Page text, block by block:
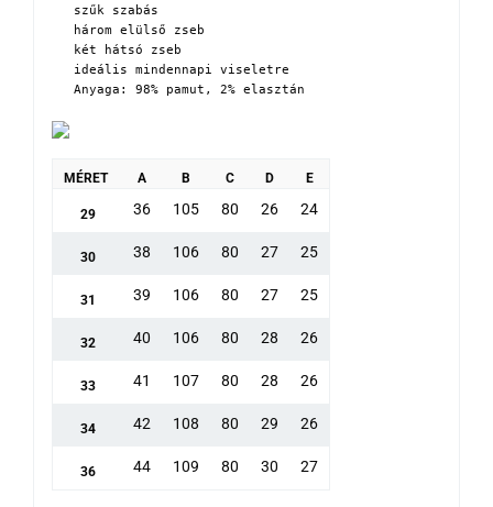
szűk szabás
három elülső zseb
két hátsó zseb
ideális mindennapi viseletre
Anyaga: 98% pamut, 2% elasztán
MÉRET A B C D E
29 36 105 80 26 24
30 38 106 80 27 25
31 39 106 80 27 25
32 40 106 80 28 26
33 41 107 80 28 26
34 42 108 80 29 26
36 44 109 80 30 27